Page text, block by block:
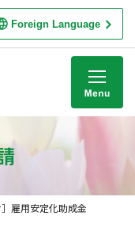
Foreign Language
］雇用安定化助成金